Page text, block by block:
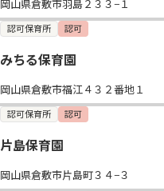
岡山県倉敷市羽島２３３−１
認可保育所 認可
みちる保育園
岡山県倉敷市福江４３２番地１
認可保育所 認可
片島保育園
岡山県倉敷市片島町３４−３